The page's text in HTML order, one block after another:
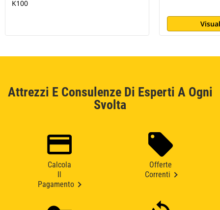
K100
Attrezzi E Consulenze Di Esperti A Ogni
Svolta
Calcola
Pagamento
Offerte
Correnti